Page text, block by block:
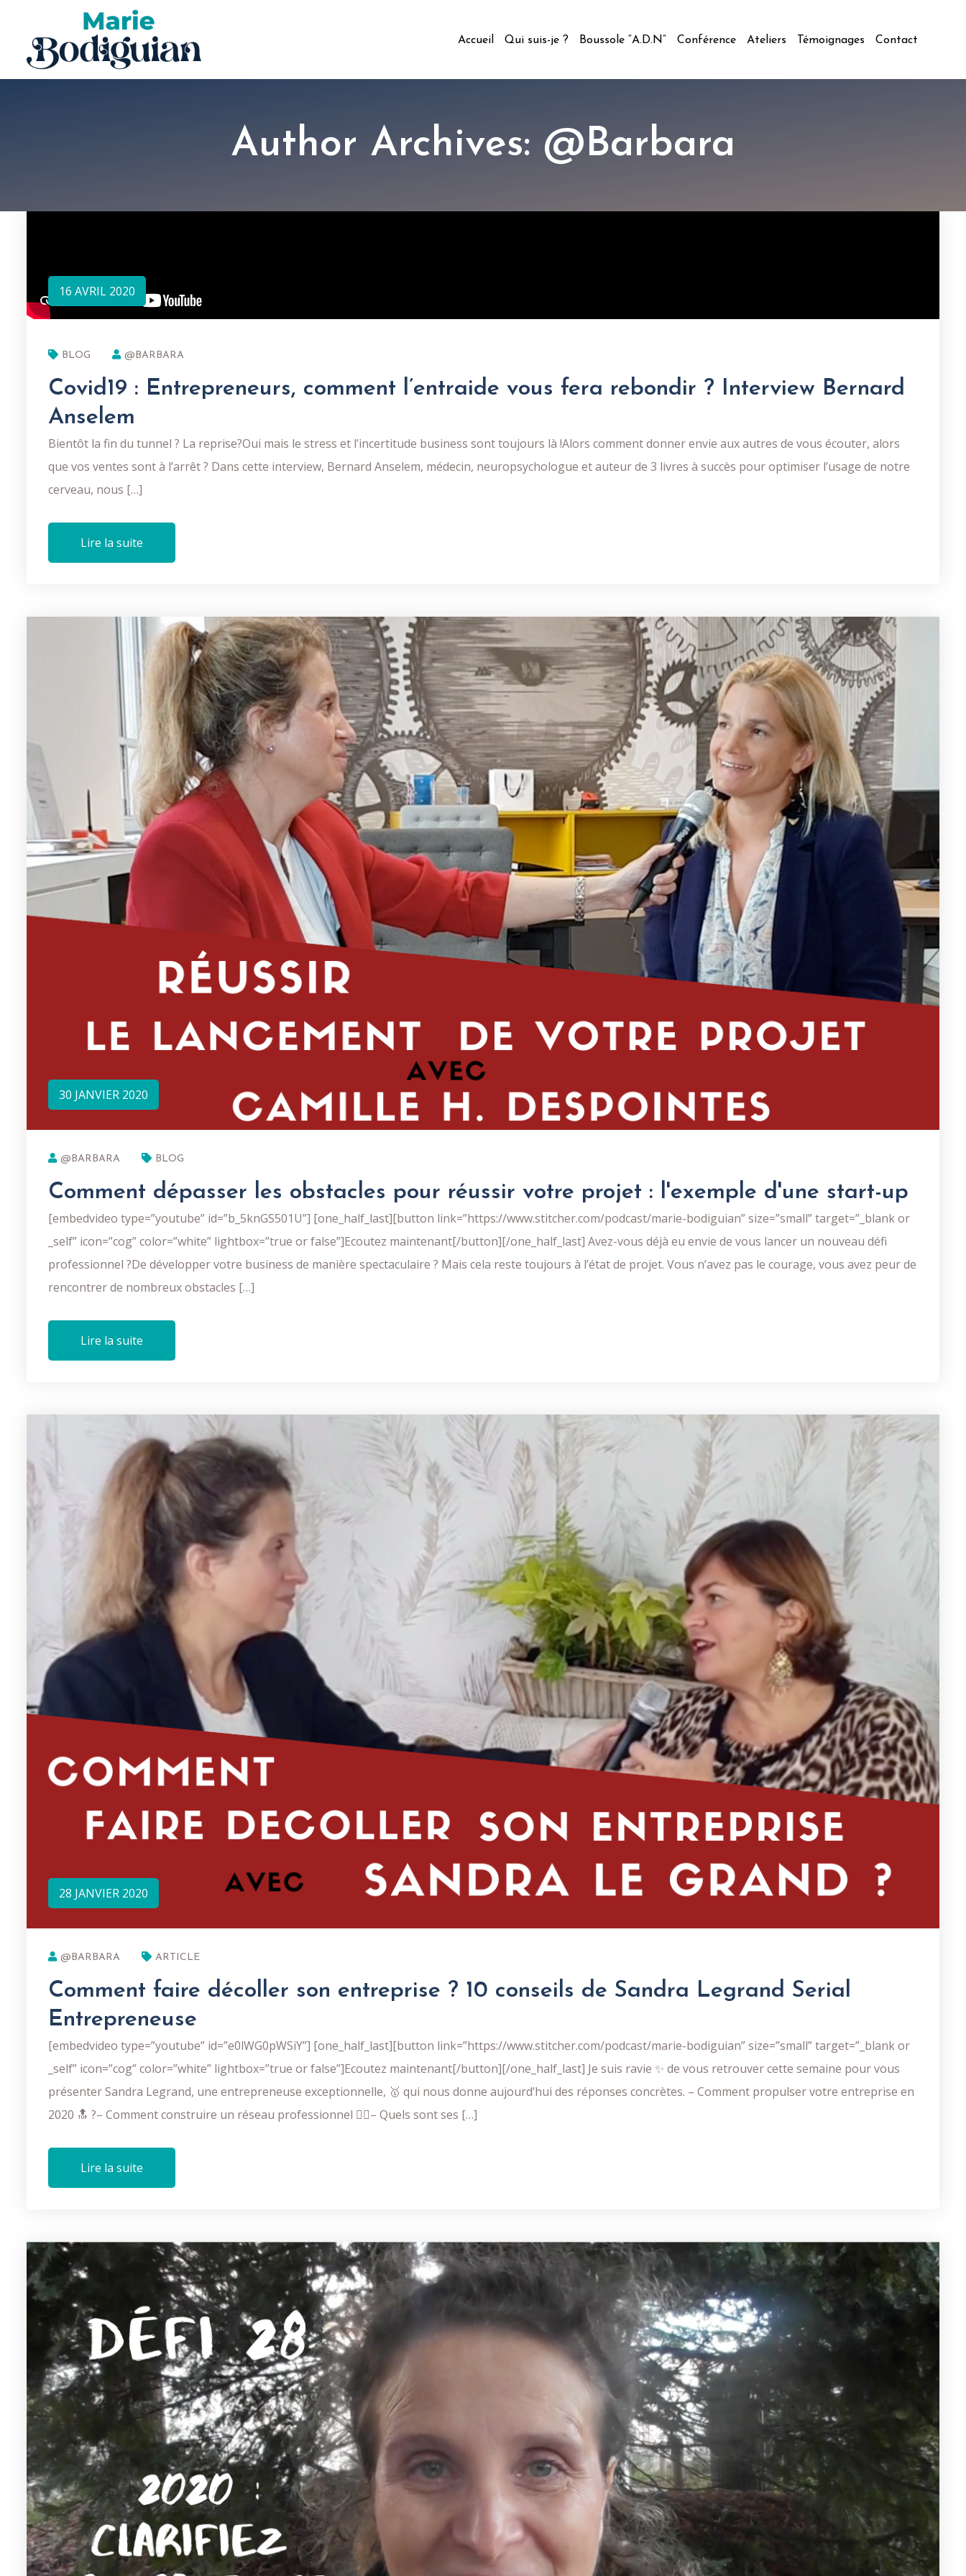
Accueil Qui suis-je ? Boussole “A.D.N” Conférence Ateliers Témoignages Contact
Author Archives: @Barbara
16 AVRIL 2020
BLOG @BARBARA
Covid19 : Entrepreneurs, comment l’entraide vous fera rebondir ? Interview Bernard
Anselem
Bientôt la fin du tunnel ? La reprise?Oui mais le stress et l’incertitude business sont toujours là !Alors comment donner envie aux autres de vous écouter, alors
que vos ventes sont à l’arrêt ? Dans cette interview, Bernard Anselem, médecin, neuropsychologue et auteur de 3 livres à succès pour optimiser l’usage de notre
cerveau, nous […]
Lire la suite
30 JANVIER 2020
@BARBARA BLOG
Comment dépasser les obstacles pour réussir votre projet : l'exemple d'une start-up
[embedvideo type=”youtube” id=”b_5knGS501U”] [one_half_last][button link=”https://www.stitcher.com/podcast/marie-bodiguian” size=”small” target=”_blank or
_self” icon=”cog” color=”white” lightbox=”true or false”]Ecoutez maintenant[/button][/one_half_last] Avez-vous déjà eu envie de vous lancer un nouveau défi
professionnel ?De développer votre business de manière spectaculaire ? Mais cela reste toujours à l’état de projet. Vous n’avez pas le courage, vous avez peur de
rencontrer de nombreux obstacles […]
Lire la suite
28 JANVIER 2020
@BARBARA ARTICLE
Comment faire décoller son entreprise ? 10 conseils de Sandra Legrand Serial
Entrepreneuse
[embedvideo type=”youtube” id=”e0lWG0pWSiY”] [one_half_last][button link=”https://www.stitcher.com/podcast/marie-bodiguian” size=”small” target=”_blank or
_self” icon=”cog” color=”white” lightbox=”true or false”]Ecoutez maintenant[/button][/one_half_last] Je suis ravie ✨ de vous retrouver cette semaine pour vous
présenter Sandra Legrand, une entrepreneuse exceptionnelle, 🥇 qui nous donne aujourd’hui des réponses concrètes. – Comment propulser votre entreprise en
2020 🔝 ?– Comment construire un réseau professionnel 👯‍♀️– Quels sont ses […]
Lire la suite